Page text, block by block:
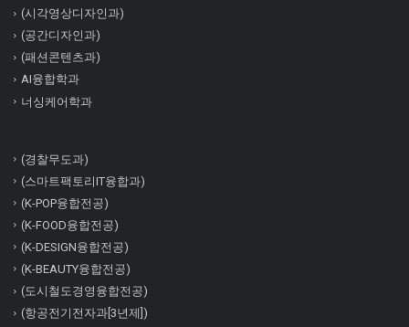
(시각영상디자인과)
(공간디자인과)
(패션콘텐츠과)
AI융합학과
너싱케어학과
(경찰무도과)
(스마트팩토리IT융합과)
(K-POP융합전공)
(K-FOOD융합전공)
(K-DESIGN융합전공)
(K-BEAUTY융합전공)
(도시철도경영융합전공)
(항공전기전자과[3년제])